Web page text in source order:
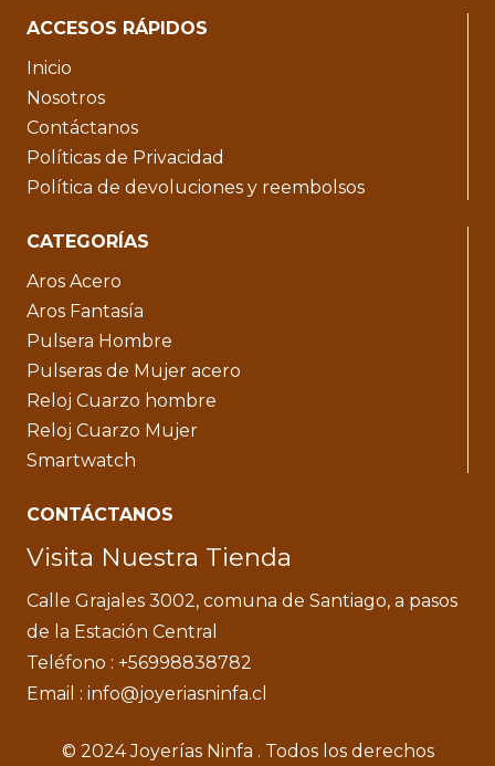
ACCESOS RÁPIDOS
Inicio
Nosotros
Contáctanos
Políticas de Privacidad
Política de devoluciones y reembolsos
CATEGORÍAS
Aros Acero
Aros Fantasía
Pulsera Hombre
Pulseras de Mujer acero
Reloj Cuarzo hombre
Reloj Cuarzo Mujer
Smartwatch
CONTÁCTANOS
Visita Nuestra Tienda
Calle Grajales 3002, comuna de Santiago, a pasos
de la Estación Central
Teléfono : +56998838782
Email : info@joyeriasninfa.cl
© 2024 Joyerías Ninfa . Todos los derechos